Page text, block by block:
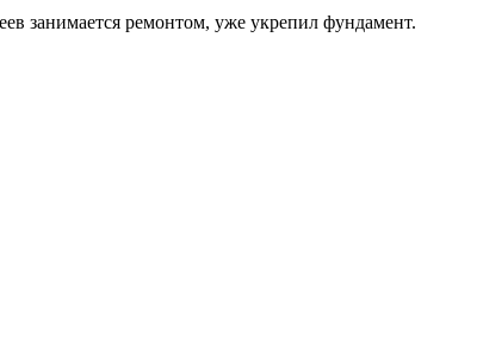
занимается ремонтом, уже укрепил фундамент.